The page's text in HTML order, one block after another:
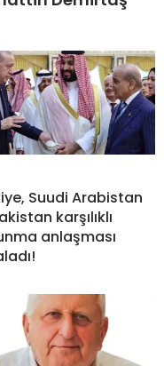
Suudi Arabistan
karşılıklı
anlaşması